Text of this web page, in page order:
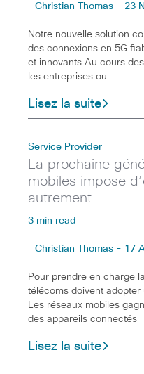
Christian Thomas - 23
Notre nouvelle solution
des connexions en 5G
et innovants Au cours
les entreprises ou
Lisez la suite
Service Provider
La prochaine
mobiles impose
autrement
3 min read
Christian Thomas - 17
Pour prendre en charge
télécoms doivent
Les réseaux mobiles
des appareils connectés
Lisez la suite